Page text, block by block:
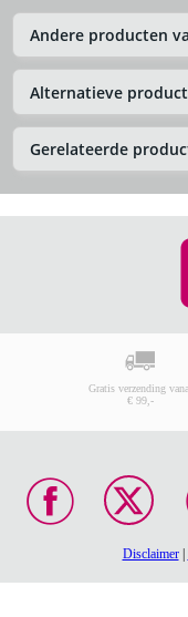
Andere producten
Alternatieve
Gerelateerde
Gratis verzending
€ 99,-
Disclaimer|